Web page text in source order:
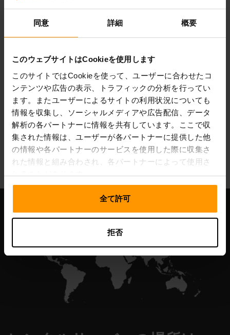
同意 詳細 概要
このウェブサイトはCookieを使用します
このサイトではCookieを使って、ユーザーに合わせたコ
ンテンツや広告の表示、トラフィックの分析を行ってい
ます。またユーザーによるサイトの利用状況についても
情報を収集し、ソーシャルメディアや広告配信、データ
解析の各パートナーに情報を共有しています。ここで収
集された情報は、ユーザーが各パートナーに提供した他
の情報や各パートナーのサービスを使用した際に収集さ
れた情報と組み合わされ、各パートナーによって使用さ
れることがあります。
全て許可
拒否
サーバーホスティング
Valheim
サーバーホスティング
All Games